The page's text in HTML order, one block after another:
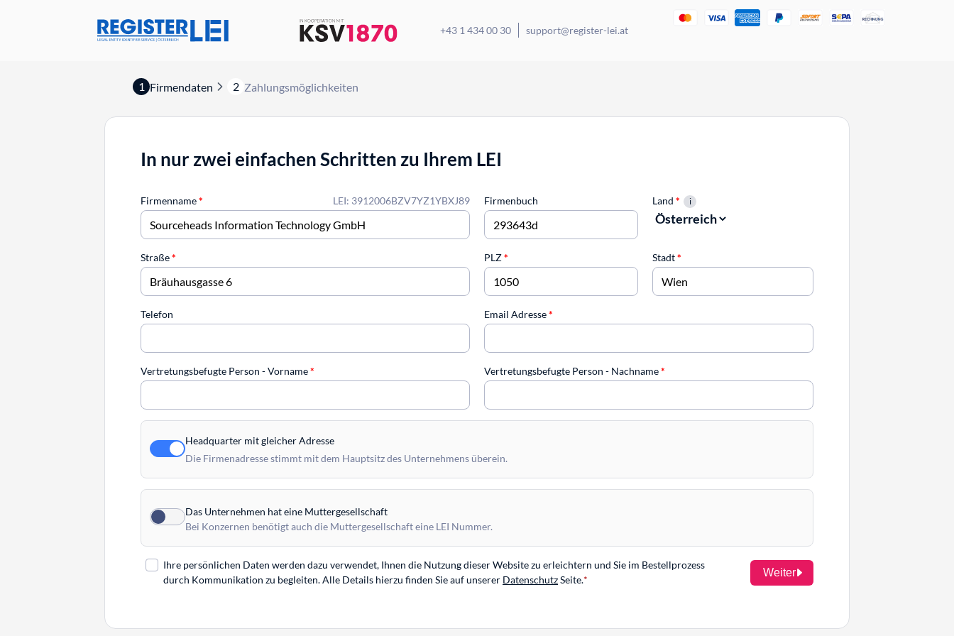
+43 1 434 00 30 support@register-lei.at
1 Firmendaten 2 Zahlungsmöglichkeiten
In nur zwei einfachen Schritten zu Ihrem LEI
LEI: 3912006BZV7YZ1YBXJ89
Firmenname* Firmenbuch Land *
Straße* PLZ* Stadt*
Telefon Email Adresse*
Vertretungsbefugte Person - Vorname* Vertretungsbefugte Person - Nachname*
Headquarter mit gleicher Adresse
Die Firmenadresse stimmt mit dem Hauptsitz des Unternehmens überein.
Das Unternehmen hat eine Muttergesellschaft
Bei Konzernen benötigt auch die Muttergesellschaft eine LEI Nummer.
Ihre persönlichen Daten werden dazu verwendet, Ihnen die Nutzung dieser Website zu erleichtern und Sie im Bestellprozess
durch Kommunikation zu begleiten. Alle Details hierzu finden Sie auf unserer DatenschutzSeite.
Weiter